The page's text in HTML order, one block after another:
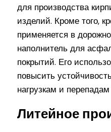
для производства
изделий. Кроме того,
применяется в
наполнитель для
покрытий. Его
повысить
нагрузкам и
Литейное